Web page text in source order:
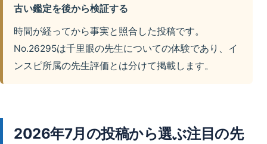
古い鑑定を後から検証する
時間が経ってから事実と照合した投稿です。
No.26295は千里眼の先生についての体験であり、イ
ンスピ所属の先生評価とは分けて掲載します。
2026年7月の投稿から選ぶ注目の先